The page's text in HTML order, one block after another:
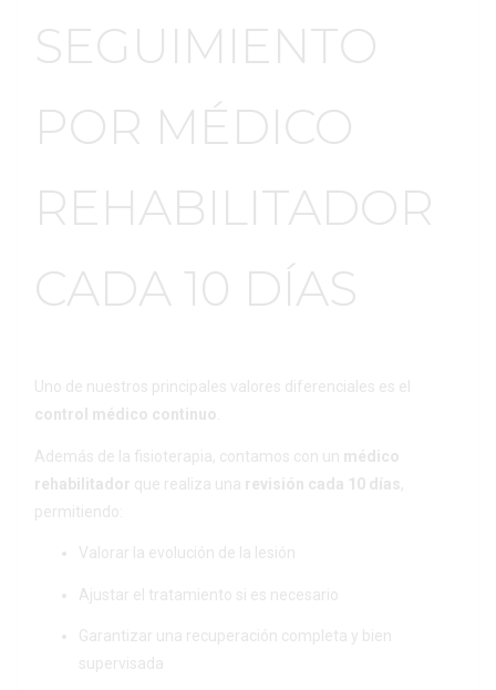
SEGUIMIENTO
POR MÉDICO
REHABILITADOR
CADA 10 DÍAS
Uno de nuestros principales valores diferenciales es el
control médico continuo
Además de la fisioterapia, contamos con un médico
rehabilitador que realiza una revisión cada 10 días,
permitiendo:
Valorar la evolución de la lesión
Ajustar el tratamiento si es necesario
Garantizar una recuperación completa y bien
supervisada